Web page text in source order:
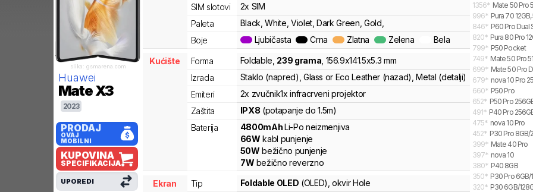
slika: gsmarena.com
Huawei
Mate X3
2023
PRODAJ
OVAJ
MOBILNI
KUPOVINA
SPECIFIKACIJA
UPOREDI
SIM slotovi
2x SIM
Paleta
Black, White, Violet, Dark Green, Gold,
Boje
Ljubičasta Crna Zlatna Zelena Bela
Kućište Forma Foldable 239 grama 156.9x141.5x5.3 mm
Izrada
Staklo (napred), Glass or Eco Leather (nazad), Metal (detalji)
Emiteri
2x zvučnik1x infracrveni projektor
Zaštita
IPX8 (potapanje do 1.5m)
Baterija
4800mAhLi-Po neizmenjiva
66W kabl punjenje
50W bežično punjenje
7W bežično reverzno
Ekran Tip Foldable OLED (OLED) , okvir Hole
1356* Mate 50 Pro
996* Pura 70 12GB,
846* P60 Pro Dual
820* Pura 80 Pro
799* P50 Pocket
749* Mate 50 Pro
699* Mate 50 Pro
679* nova 10 Pro
660* P50 Pro
652* P50 Pro
491* P40 Pro
475* nova 10 Pro
452* P30 Pro 8GB/
399* Mate 40 Pro
397* nova 10
380* P40 8GB
350* P30 Pro 6GB/
320* P30 6GB/